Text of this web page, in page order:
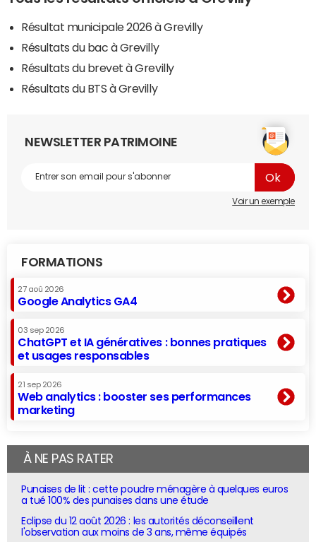
Résultat municipale 2026 à Grevilly
Résultats du bac à Grevilly
Résultats du brevet à Grevilly
Résultats du BTS à Grevilly
NEWSLETTER PATRIMOINE
Voir un exemple
FORMATIONS
27 aoû 2026
Google Analytics GA4
03 sep 2026
ChatGPT et IA génératives : bonnes pratiques
et usages responsables
21 sep 2026
Web analytics : booster ses performances
marketing
À NE PAS RATER
Punaises de lit : cette poudre ménagère à quelques euros
a tué 100% des punaises dans une étude
Eclipse du 12 août 2026 : les autorités déconseillent
l'observation aux moins de 3 ans, même équipés